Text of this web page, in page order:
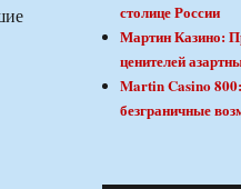
столице России
Мартин Казино:
ценителей
Martin Casino
безграничные